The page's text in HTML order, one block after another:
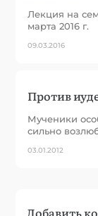
Лекция на
марта 2016 г.
09.03.2016
Против
Мученики
сильно
03.01.2012
Добавить